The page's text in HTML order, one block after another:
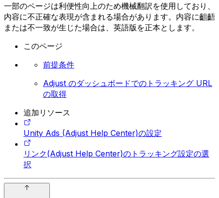
一部のページは利便性向上のため機械翻訳を使用しており、
内容に不正確な表現が含まれる場合があります。内容に齟齬
または不一致が生じた場合は、英語版を正本とします。
このページ
前提条件
Adjust のダッシュボードでのトラッキング URL
の取得
追加リソース
Unity Ads (Adjust Help Center)の設定
リンク(Adjust Help Center)のトラッキング設定の選
択